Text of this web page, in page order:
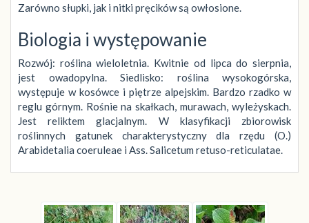
Zarówno słupki, jak i nitki pręcików są owłosione.
Biologia i występowanie
Rozwój: roślina wieloletnia. Kwitnie od lipca do sierpnia,
jest owadopylna. Siedlisko: roślina wysokogórska,
występuje w kosówce i piętrze alpejskim. Bardzo rzadko w
reglu górnym. Rośnie na skałkach, murawach, wyleżyskach.
Jest reliktem glacjalnym. W klasyfikacji zbiorowisk
roślinnych gatunek charakterystyczny dla rzędu (O.)
Arabidetalia coeruleae i Ass. Salicetum retuso-reticulatae.